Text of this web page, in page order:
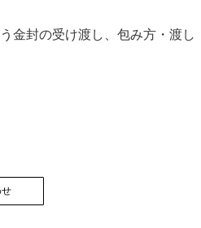
金封の受け渡し、包み方・渡し